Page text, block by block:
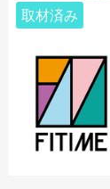
取材済み